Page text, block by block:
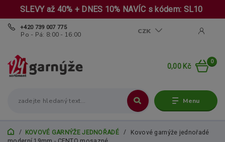
SLEVY až 40% + DNES 10% NAVÍC s kódem: SL10
Menu
CZK
+420 739 007 775
Po - Pá: 8:00 - 16:00
0
0,00 Kč
KOVOVÉ GARNÝŽE JEDNOŘADÉ
Kovové garnýže jednořadé